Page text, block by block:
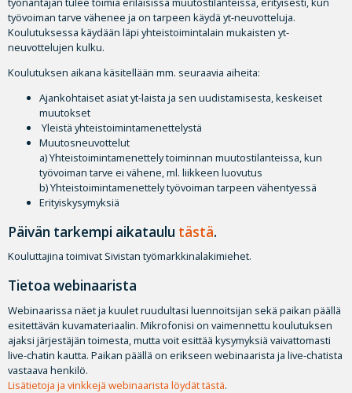
työvoiman tarve vähenee ja on tarpeen käydä yt-neuvotteluja.
Koulutuksessa käydään läpi yhteistoimintalain mukaisten yt-
neuvottelujen kulku.
Koulutuksen aikana käsitellään mm. seuraavia aiheita:
Ajankohtaiset asiat yt-laista ja sen uudistamisesta, keskeiset
muutokset
Yleistä yhteistoimintamenettelystä
Muutosneuvottelut
a) Yhteistoimintamenettely toiminnan muutostilanteissa, kun
työvoiman tarve ei vähene, ml. liikkeen luovutus
b) Yhteistoimintamenettely työvoiman tarpeen vähentyessä
Erityiskysymyksiä
Päivän tarkempi aikataulu tästä.
Kouluttajina toimivat Sivistan työmarkkinalakimiehet.
Tietoa webinaarista
Webinaarissa näet ja kuulet ruudultasi luennoitsijan sekä paikan päällä
esitettävän kuvamateriaalin. Mikrofonisi on vaimennettu koulutuksen
ajaksi järjestäjän toimesta, mutta voit esittää kysymyksiä vaivattomasti
live-chatin kautta. Paikan päällä on erikseen webinaarista ja live-chatista
vastaava henkilö.
Lisätietoja ja vinkkejä webinaarista löydät tästä.